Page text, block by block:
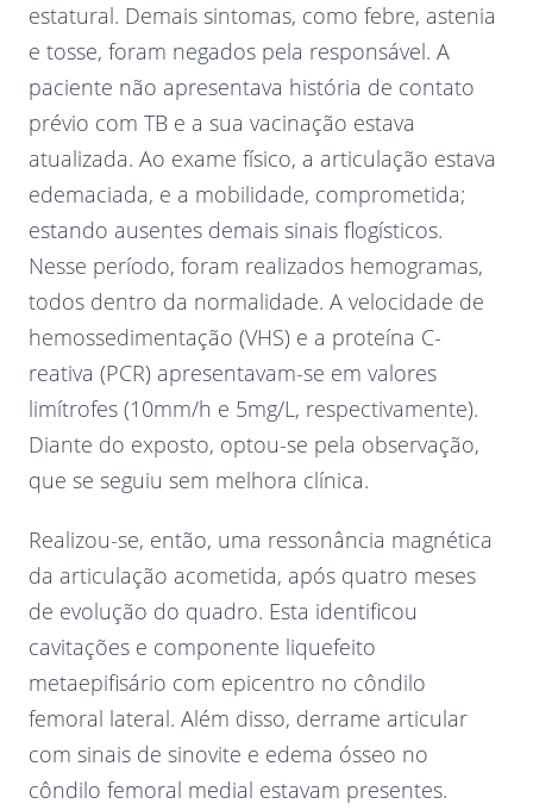
estatural. Demais sintomas, como febre, astenia
e tosse, foram negados pela responsável. A
paciente não apresentava história de contato
prévio com TB e a sua vacinação estava
atualizada. Ao exame físico, a articulação estava
edemaciada, e a mobilidade, comprometida;
estando ausentes demais sinais flogísticos.
Nesse período, foram realizados hemogramas,
todos dentro da normalidade. A velocidade de
hemossedimentação (VHS) e a proteína C-
reativa (PCR) apresentavam-se em valores
limítrofes (10mm/h e 5mg/L, respectivamente).
Diante do exposto, optou-se pela observação,
que se seguiu sem melhora clínica.
Realizou-se, então, uma ressonância magnética
da articulação acometida, após quatro meses
de evolução do quadro. Esta identificou
cavitações e componente liquefeito
metaepifisário com epicentro no côndilo
femoral lateral. Além disso, derrame articular
com sinais de sinovite e edema ósseo no
côndilo femoral medial estavam presentes.